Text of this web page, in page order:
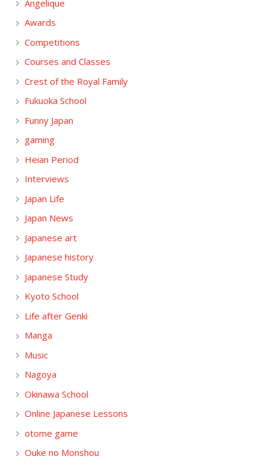
Angelique
Awards
Competitions
Courses and Classes
Crest of the Royal Family
Fukuoka School
Funny Japan
gaming
Heian Period
Interviews
Japan Life
Japan News
Japanese art
Japanese history
Japanese Study
Kyoto School
Life after Genki
Manga
Music
Nagoya
Okinawa School
Online Japanese Lessons
otome game
Ouke no Monshou